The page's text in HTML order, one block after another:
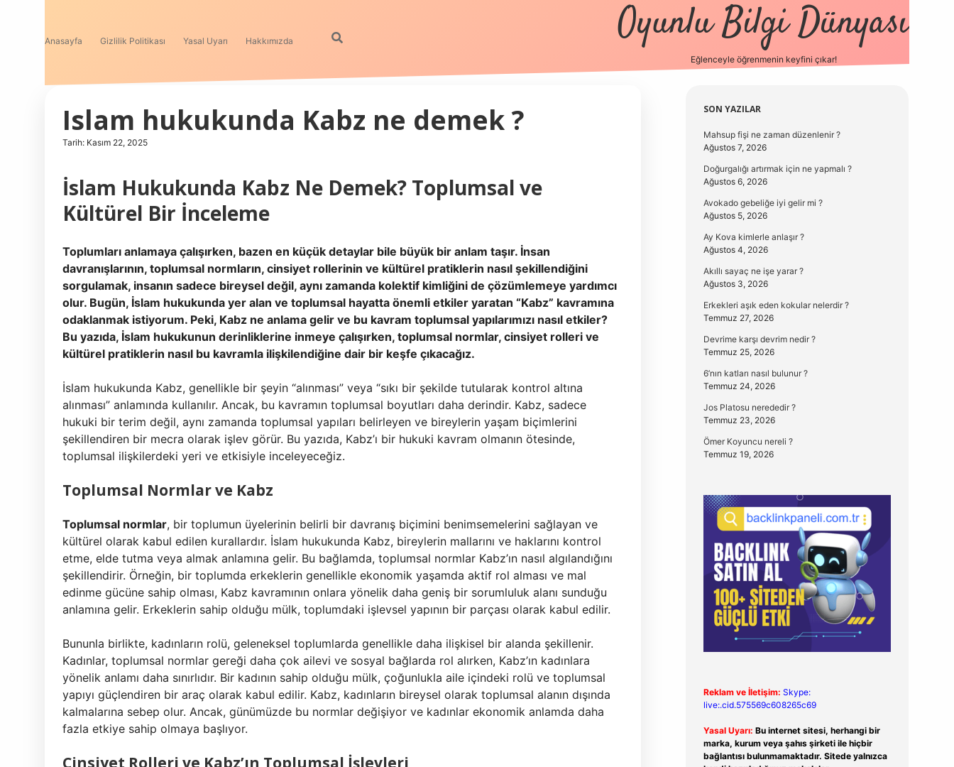
Anasayfa Gizlilik Politikası Yasal Uyarı Hakkımızda Oyunlu Bilgi Dünyası
Eğlenceyle öğrenmenin keyfini çıkar!
Islam hukukunda Kabz ne demek ?
Tarih: Kasım 22, 2025
İslam Hukukunda Kabz Ne Demek? Toplumsal ve
Kültürel Bir İnceleme
Toplumları anlamaya çalışırken, bazen en küçük detaylar bile büyük bir anlam taşır. İnsan
davranışlarının, toplumsal normların, cinsiyet rollerinin ve kültürel pratiklerin nasıl şekillendiğini
sorgulamak, insanın sadece bireysel değil, aynı zamanda kolektif kimliğini de çözümlemeye yardımcı
olur. Bugün, İslam hukukunda yer alan ve toplumsal hayatta önemli etkiler yaratan “Kabz” kavramına
odaklanmak istiyorum. Peki, Kabz ne anlama gelir ve bu kavram toplumsal yapılarımızı nasıl etkiler?
Bu yazıda, İslam hukukunun derinliklerine inmeye çalışırken, toplumsal normlar, cinsiyet rolleri ve
kültürel pratiklerin nasıl bu kavramla ilişkilendiğine dair bir keşfe çıkacağız.
İslam hukukunda Kabz, genellikle bir şeyin “alınması” veya “sıkı bir şekilde tutularak kontrol altına
alınması” anlamında kullanılır. Ancak, bu kavramın toplumsal boyutları daha derindir. Kabz, sadece
hukuki bir terim değil, aynı zamanda toplumsal yapıları belirleyen ve bireylerin yaşam biçimlerini
şekillendiren bir mecra olarak işlev görür. Bu yazıda, Kabz’ı bir hukuki kavram olmanın ötesinde,
toplumsal ilişkilerdeki yeri ve etkisiyle inceleyeceğiz.
Toplumsal Normlar ve Kabz
Toplumsal normlar, bir toplumun üyelerinin belirli bir davranış biçimini benimsemelerini sağlayan ve
kültürel olarak kabul edilen kurallardır. İslam hukukunda Kabz, bireylerin mallarını ve haklarını kontrol
etme, elde tutma veya almak anlamına gelir. Bu bağlamda, toplumsal normlar Kabz’ın nasıl algılandığını
şekillendirir. Örneğin, bir toplumda erkeklerin genellikle ekonomik yaşamda aktif rol alması ve mal
edinme gücüne sahip olması, Kabz kavramının onlara yönelik daha geniş bir sorumluluk alanı sunduğu
anlamına gelir. Erkeklerin sahip olduğu mülk, toplumdaki işlevsel yapının bir parçası olarak kabul edilir.
Bununla birlikte, kadınların rolü, geleneksel toplumlarda genellikle daha ilişkisel bir alanda şekillenir.
Kadınlar, toplumsal normlar gereği daha çok ailevi ve sosyal bağlarda rol alırken, Kabz’ın kadınlara
yönelik anlamı daha sınırlıdır. Bir kadının sahip olduğu mülk, çoğunlukla aile içindeki rolü ve toplumsal
yapıyı güçlendiren bir araç olarak kabul edilir. Kabz, kadınların bireysel olarak toplumsal alanın dışında
kalmalarına sebep olur. Ancak, günümüzde bu normlar değişiyor ve kadınlar ekonomik anlamda daha
fazla etkiye sahip olmaya başlıyor.
Cinsiyet Rolleri ve Kabz’ın Toplumsal İşlevleri
Sidebar
SON YAZILAR
Mahsup fişi ne zaman düzenlenir ?
Ağustos 7, 2026
Doğurgalığı artırmak için ne yapmalı ?
Ağustos 6, 2026
Avokado gebeliğe iyi gelir mi ?
Ağustos 5, 2026
Ay Kova kimlerle anlaşır ?
Ağustos 4, 2026
Akıllı sayaç ne işe yarar ?
Ağustos 3, 2026
Erkekleri aşık eden kokular nelerdir ?
Temmuz 27, 2026
Devrime karşı devrim nedir ?
Temmuz 25, 2026
6’nın katları nasıl bulunur ?
Temmuz 24, 2026
Jos Platosu nerededir ?
Temmuz 23, 2026
Ömer Koyuncu nereli ?
Temmuz 19, 2026
Reklam ve İletişim: Skype:
live:.cid.575569c608265c69
Yasal Uyarı: Bu internet sitesi, herhangi bir
marka, kurum veya şahıs şirketi ile hiçbir
bağlantısı bulunmamaktadır. Sitede yalnızca